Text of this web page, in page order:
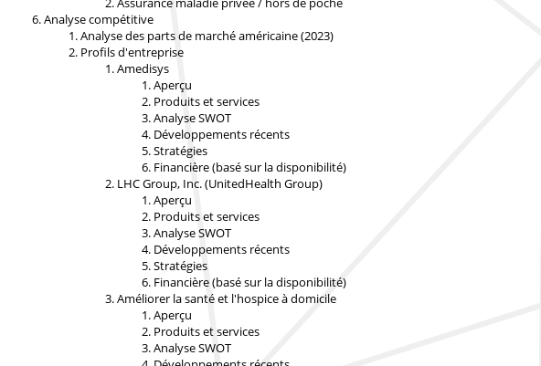
Analyse compétitive
Analyse des parts de marché américaine (2023)
Profils d'entreprise
Amedisys
Aperçu
Produits et services
Analyse SWOT
Développements récents
Stratégies
Financière (basé sur la disponibilité)
LHC Group, Inc. (UnitedHealth Group)
Aperçu
Produits et services
Analyse SWOT
Développements récents
Stratégies
Financière (basé sur la disponibilité)
Améliorer la santé et l'hospice à domicile
Aperçu
Produits et services
Analyse SWOT